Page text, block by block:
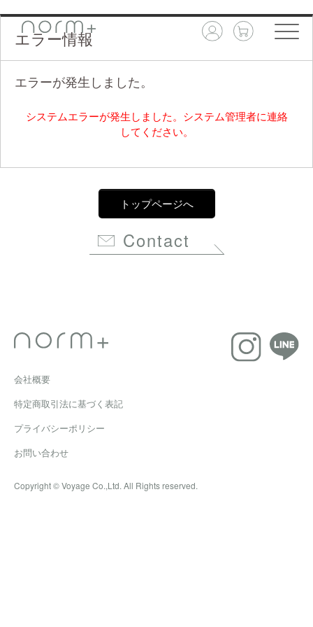
エラー情報
エラーが発生しました。
システムエラーが発生しました。システム管理者に連絡
してください。
トップページへ
Contact
会社概要
特定商取引法に基づく表記
プライバシーポリシー
お問い合わせ
Copyright © Voyage Co.,Ltd. All Rights reserved.